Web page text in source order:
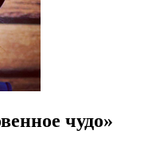
чудо»